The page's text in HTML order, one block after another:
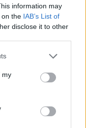
information may
on the IAB’s List of
disclose it to other
my